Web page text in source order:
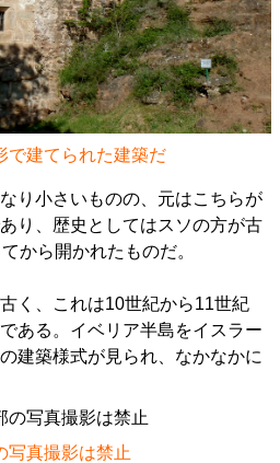
で建てられた建築だ
り小さいものの、元はこちらが
り、歴史としてはスソの方が古
から開かれたものだ。
く、これは10世紀から11世紀
ある。イベリア半島をイスラー
建築様式が見られ、なかなかに
写真撮影は禁止